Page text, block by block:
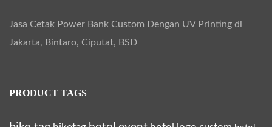
Jasa Cetak Power Bank Custom Dengan UV Printing di
Jakarta, Bintaro, Ciputat, BSD
PRODUCT TAGS